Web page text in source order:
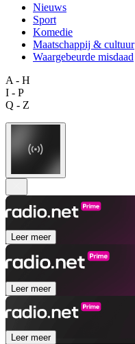
Nieuws
Sport
Komedie
Maatschappij & cultuur
Waargebeurde misdaad
A - H
I - P
Q - Z
Leer meer
Leer meer
Leer meer